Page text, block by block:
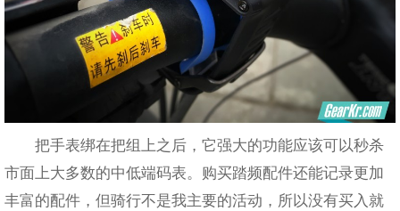
把手表绑在把组上之后，它强大的功能应该可以秒杀
市面上大多数的中低端码表。购买踏频配件还能记录更加
丰富的配件，但骑行不是我主要的活动，所以没有买入就